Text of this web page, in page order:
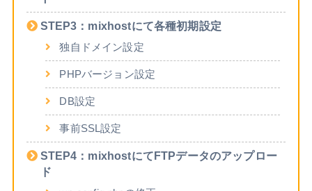
STEP3：mixhostにて各種初期設定
独自ドメイン設定
PHPバージョン設定
DB設定
事前SSL設定
STEP4：mixhostにてFTPデータのアップロー
ド